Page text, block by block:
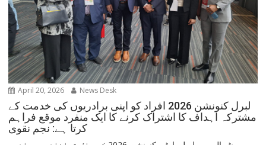
April 20, 2026 News Desk
لبرل کنونشن 2026 افراد کو اپنی برادریوں کی خدمت کے
مشترکہ اہداف کا اشتراک کرنے کا ایک منفرد موقع فراہم
کرتا ہے: نجم نقوی